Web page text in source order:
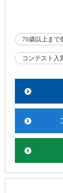
70歳以上まで
コンテスト入